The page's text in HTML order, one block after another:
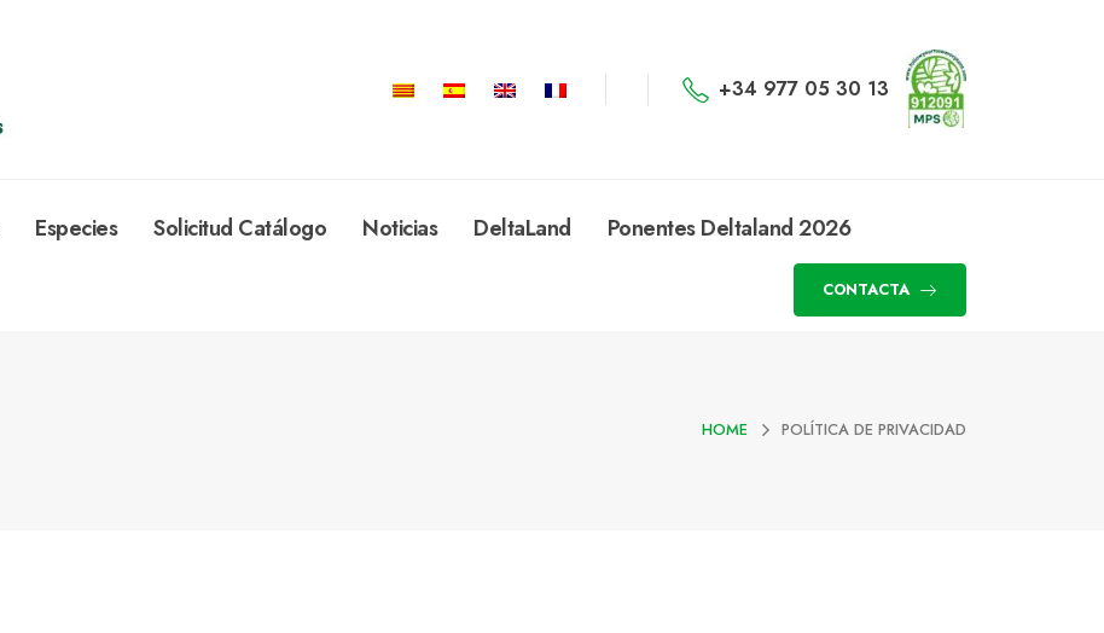
+34 977 05 30 13
Especies Solicitud Catálogo Noticias DeltaLand Ponentes Deltaland 2026
CONTACTA
HOME POLÍTICA DE PRIVACIDAD